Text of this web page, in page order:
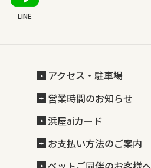
LINE
アクセス・駐車場
営業時間のお知らせ
浜屋aiカード
お支払い方法のご案内